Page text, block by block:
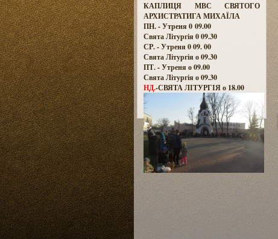
КАПЛИЦЯ МВС СВЯТОГО
АРХИСТРАТИГА МИХАЇЛА
ПН. - Утреня 0 09.00
Свята Літургія 0 09.30
СР. - Утреня 0 09. 00
Свята Літургія о 09.30
ПТ. - Утреня о 09.00
Свята Літургія о 09.30
НД.-СВЯТА ЛІТУРГІЯ о 18.00